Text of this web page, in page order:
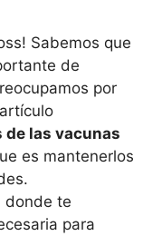
Sabemos que
de
por
de las vacunas
es mantenerlos
donde te
para